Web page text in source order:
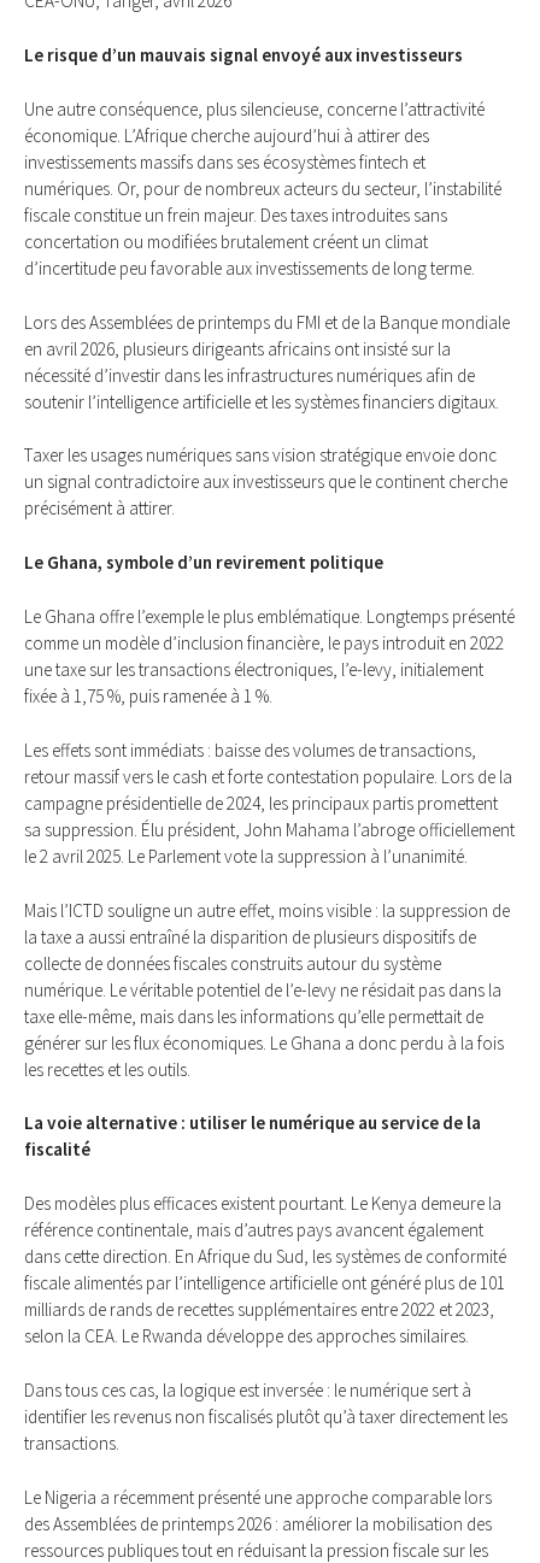
Le risque d’un mauvais signal envoyé aux investisseurs
Une autre conséquence, plus silencieuse, concerne l’attractivité
économique. L’Afrique cherche aujourd’hui à attirer des
investissements massifs dans ses écosystèmes fintech et
numériques. Or, pour de nombreux acteurs du secteur, l’instabilité
fiscale constitue un frein majeur. Des taxes introduites sans
concertation ou modifiées brutalement créent un climat
d’incertitude peu favorable aux investissements de long terme.
Lors des Assemblées de printemps du FMI et de la Banque mondiale
en avril 2026, plusieurs dirigeants africains ont insisté sur la
nécessité d’investir dans les infrastructures numériques afin de
soutenir l’intelligence artificielle et les systèmes financiers digitaux.
Taxer les usages numériques sans vision stratégique envoie donc
un signal contradictoire aux investisseurs que le continent cherche
précisément à attirer.
Le Ghana, symbole d’un revirement politique
Le Ghana offre l’exemple le plus emblématique. Longtemps présenté
comme un modèle d’inclusion financière, le pays introduit en 2022
une taxe sur les transactions électroniques, l’e-levy, initialement
fixée à 1,75 %, puis ramenée à 1 %.
Les effets sont immédiats : baisse des volumes de transactions,
retour massif vers le cash et forte contestation populaire. Lors de la
campagne présidentielle de 2024, les principaux partis promettent
sa suppression. Élu président, John Mahama l’abroge officiellement
le 2 avril 2025. Le Parlement vote la suppression à l’unanimité.
Mais l’ICTD souligne un autre effet, moins visible : la suppression de
la taxe a aussi entraîné la disparition de plusieurs dispositifs de
collecte de données fiscales construits autour du système
numérique. Le véritable potentiel de l’e-levy ne résidait pas dans la
taxe elle-même, mais dans les informations qu’elle permettait de
générer sur les flux économiques. Le Ghana a donc perdu à la fois
les recettes et les outils.
La voie alternative : utiliser le numérique au service de la
fiscalité
Des modèles plus efficaces existent pourtant. Le Kenya demeure la
référence continentale, mais d’autres pays avancent également
dans cette direction. En Afrique du Sud, les systèmes de conformité
fiscale alimentés par l’intelligence artificielle ont généré plus de 101
milliards de rands de recettes supplémentaires entre 2022 et 2023,
selon la CEA. Le Rwanda développe des approches similaires.
Dans tous ces cas, la logique est inversée : le numérique sert à
identifier les revenus non fiscalisés plutôt qu’à taxer directement les
transactions.
Le Nigeria a récemment présenté une approche comparable lors
des Assemblées de printemps 2026 : améliorer la mobilisation des
ressources publiques tout en réduisant la pression fiscale sur les